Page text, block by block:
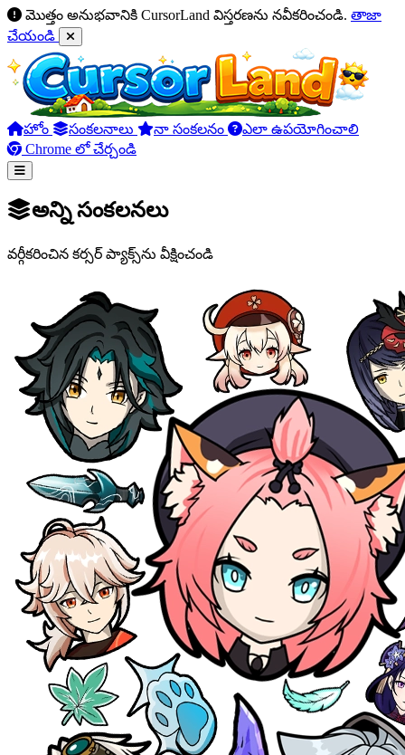
మొత్తం అనుభవానికి CursorLand విస్తరణను నవీకరించండి. తాజా
చేయండి
హోం సంకలనాలు నా సంకలనం
ఎలా ఉపయోగించాలి
Chrome లో చేర్చండి
అన్ని సంకలనలు
వర్గీకరించిన కర్సర్ ప్యాక్స్‌ను వీక్షించండి